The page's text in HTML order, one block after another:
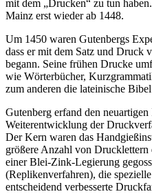
mit dem „Drucken“ zu tun
Mainz erst wieder ab 1448.
Um 1450 waren Gutenbergs
dass er mit dem Satz und Druck
begann. Seine frühen Drucke
wie Wörterbücher,
zum anderen die lateinische
Gutenberg erfand den
Weiterentwicklung der
Der Kern waren das
größere Anzahl von
einer Blei-Zink-Legierung
(Replikenverfahren), die
entscheidend verbesserte